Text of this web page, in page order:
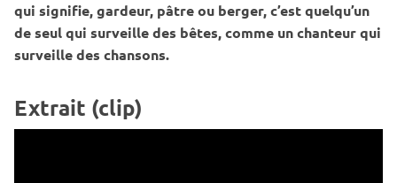
qui signifie, gardeur, pâtre ou berger, c’est quelqu’un
de seul qui surveille des bêtes, comme un chanteur qui
surveille des chansons.
Extrait (clip)